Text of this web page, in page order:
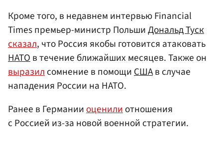
Кроме того, в недавнем интервью Financial
Times премьер-министр ПольшиДональд Туск
сказал, что Россия якобы готовится атаковать
НАТОв течение ближайших месяцев. Также он
выразилсомнение в помощиСШАв случае
нападения России на НАТО.
Ранее в Германииоценилиотношения
с Россией из-за новой военной стратегии.